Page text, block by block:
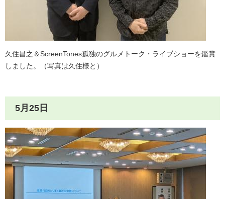
久住昌之＆ScreenTones孤独のグルメトーク・ライブショーを鑑賞
しました。（写真は久住様と）
5月25日